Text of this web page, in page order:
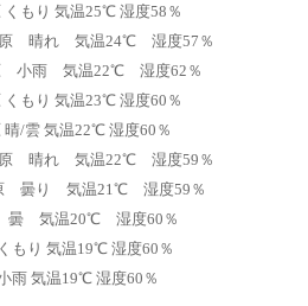
くもり 気温25℃ 湿度58％
原 晴れ 気温24℃ 湿度57％
小雨 気温22℃ 湿度62％
くもり 気温23℃ 湿度60％
晴/雲 気温22℃ 湿度60％
原 晴れ 気温22℃ 湿度59％
曇り 気温21℃ 湿度59％
曇 気温20℃ 湿度60％
もり 気温19℃ 湿度60％
雨 気温19℃ 湿度60％